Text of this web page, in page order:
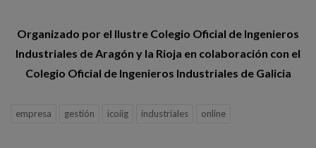
Organizado por el Ilustre Colegio Oficial de Ingenieros
Industriales de Aragón y la Rioja en colaboración con el
Colegio Oficial de Ingenieros Industriales de Galicia
empresa gestión icoiig industriales online